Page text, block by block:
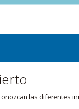
las diferentes